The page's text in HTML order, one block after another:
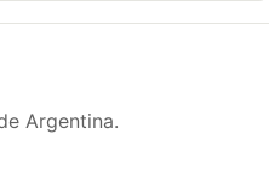
Argentina.